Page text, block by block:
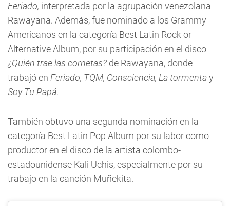
Feriado, interpretada por la agrupación venezolana
Rawayana. Además, fue nominado a los Grammy
Americanos en la categoría Best Latin Rock or
Alternative Album, por su participación en el disco
¿Quién trae las cornetas? de Rawayana, donde
trabajó en Feriado, TQM, Consciencia, La tormentay
Soy Tu Papá.
También obtuvo una segunda nominación en la
categoría Best Latin Pop Album por su labor como
productor en el disco de la artista colombo-
estadounidense Kali Uchis, especialmente por su
trabajo en la canción Muñekita.